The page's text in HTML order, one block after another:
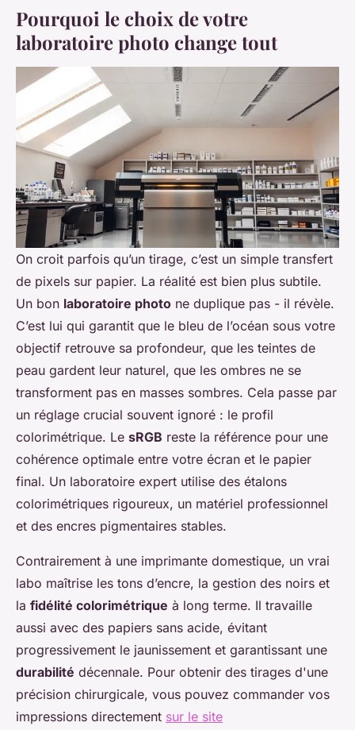
Pourquoi le choix de votre
laboratoire photo change tout
On croit parfois qu’un tirage, c’est un simple transfert
de pixels sur papier. La réalité est bien plus subtile.
Un bon laboratoire photo ne duplique pas - il révèle.
C’est lui qui garantit que le bleu de l’océan sous votre
objectif retrouve sa profondeur, que les teintes de
peau gardent leur naturel, que les ombres ne se
transforment pas en masses sombres. Cela passe par
un réglage crucial souvent ignoré : le profil
colorimétrique. Le sRGB reste la référence pour une
cohérence optimale entre votre écran et le papier
final. Un laboratoire expert utilise des étalons
colorimétriques rigoureux, un matériel professionnel
et des encres pigmentaires stables.
Contrairement à une imprimante domestique, un vrai
labo maîtrise les tons d’encre, la gestion des noirs et
la fidélité colorimétrique à long terme. Il travaille
aussi avec des papiers sans acide, évitant
progressivement le jaunissement et garantissant une
durabilité décennale. Pour obtenir des tirages d'une
précision chirurgicale, vous pouvez commander vos
impressions directement sur le site